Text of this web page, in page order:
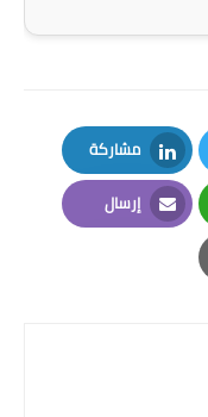
مشاركة
LinkedIn
إرسال
Email